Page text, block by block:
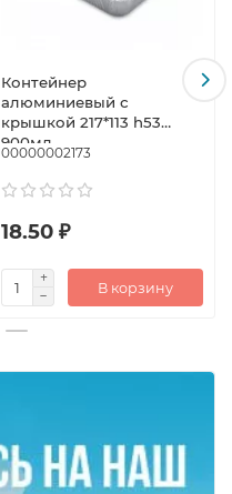
Контейнер
алюминиевый с
крышкой 217*113 h53
900мл
00000002173
18.50 ₽
В корзину